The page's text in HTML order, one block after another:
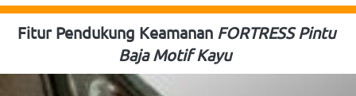
Fitur Pendukung Keamanan FORTRESS Pintu
Baja Motif Kayu